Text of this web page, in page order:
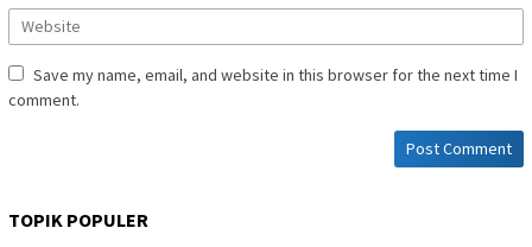
Save my name, email, and website in this browser for the next time I
comment.
TOPIK POPULER